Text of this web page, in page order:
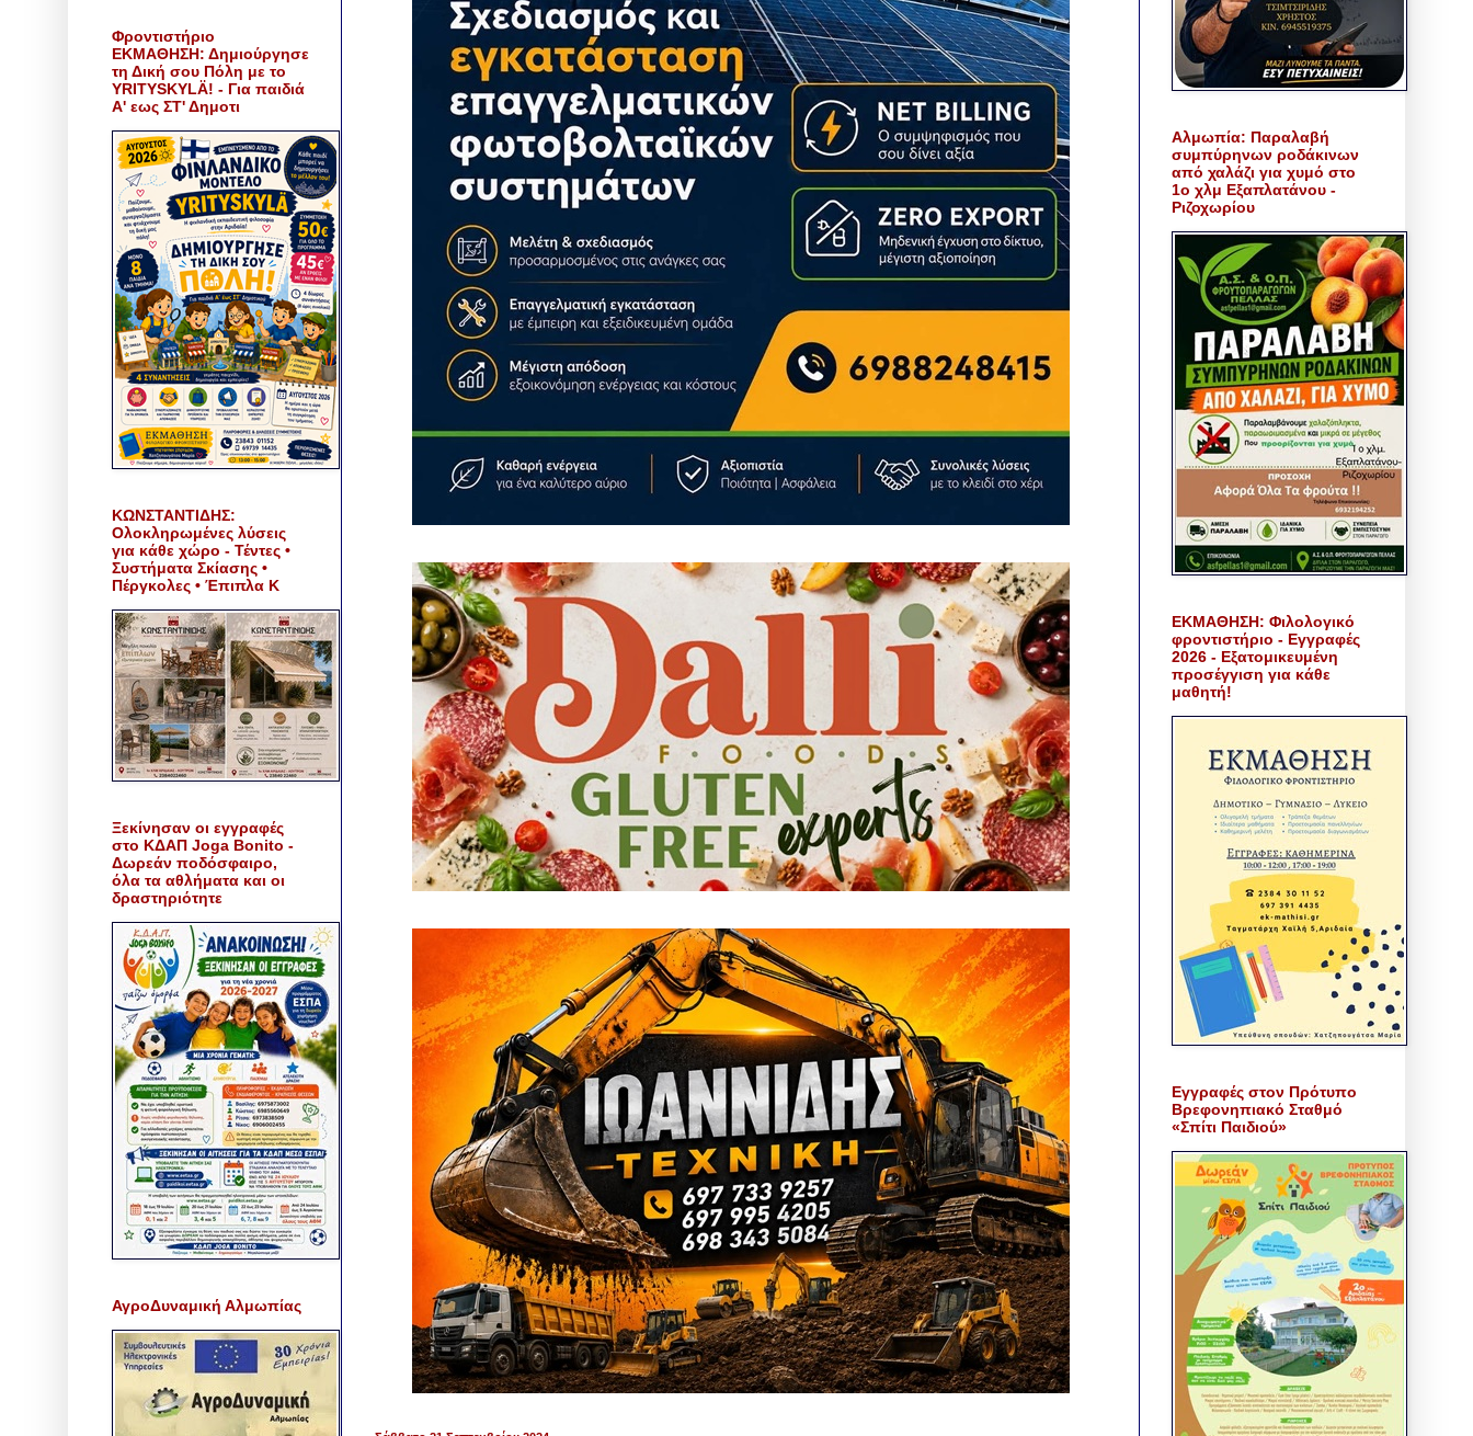
Φροντιστήριο
ΕΚΜΑΘΗΣΗ: Δημιούργησε
τη Δική σου Πόλη με το
YRITYSKYLÄ! - Για παιδιά
Α' εως ΣΤ' Δημοτι
ΚΩΝΣΤΑΝΤΙΔΗΣ:
Ολοκληρωμένες λύσεις
για κάθε χώρο - Τέντες •
Συστήματα Σκίασης •
Πέργκολες • Έπιπλα Κ
Ξεκίνησαν οι εγγραφές
στο ΚΔΑΠ Joga Bonito -
Δωρεάν ποδόσφαιρο,
όλα τα αθλήματα και οι
δραστηριότητε
ΑγροΔυναμική Αλμωπίας
Αλμωπία: Παραλαβή
συμπύρηνων ροδάκινων
από χαλάζι για χυμό στο
1ο χλμ Εξαπλατάνου -
Ριζοχωρίου
ΕΚΜΑΘΗΣΗ: Φιλολογικό
φροντιστήριο - Εγγραφές
2026 - Εξατομικευμένη
προσέγγιση για κάθε
μαθητή!
Εγγραφές στον Πρότυπο
Βρεφονηπιακό Σταθμό
«Σπίτι Παιδιού»